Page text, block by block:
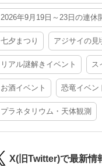
2026年9月19日～23日の連休
七夕まつり アジサイの見
リアル謎解きイベント ス
お酒イベント 恐竜イベン
プラネタリウム・天体観測
X(旧Twitter)で最新情